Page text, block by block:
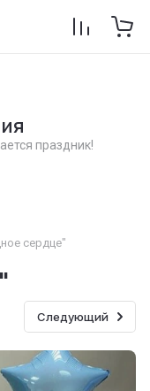
праздник!
сердце"
Следующий